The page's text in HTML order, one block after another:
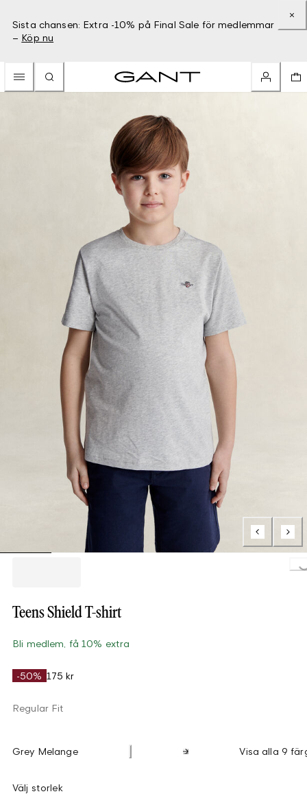
Sista chansen: Extra -10% på Final Sale för medlemmar
– Köp nu
Loading...
Teens Shield T-shirt
Bli medlem, få 10% extra
-50% 175 kr
Regular Fit
Grey Melange Visa alla 9
Välj storlek